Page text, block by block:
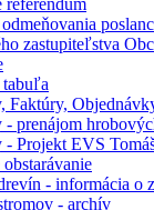
referendum
odmeňovania
zastupiteľstva
tabuľa
Faktúry,
- prenájom
- Projekt EVS
- informácia o
- archív